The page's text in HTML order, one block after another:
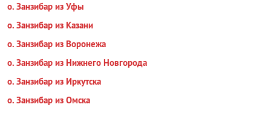
о. Занзибар из Уфы
о. Занзибар из Казани
о. Занзибар из Воронежа
о. Занзибар из Нижнего Новгорода
о. Занзибар из Иркутска
о. Занзибар из Омска